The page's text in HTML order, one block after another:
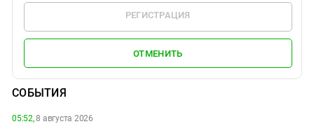
РЕГИСТРАЦИЯ
ОТМЕНИТЬ
СОБЫТИЯ
05:52,8 августа 2026